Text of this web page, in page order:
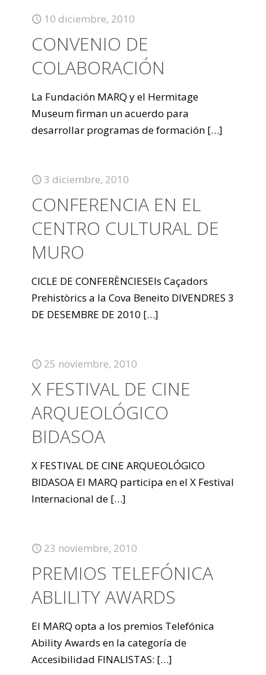
10 diciembre, 2010
CONVENIO DE
COLABORACIÓN
La Fundación MARQ y el Hermitage
Museum firman un acuerdo para
desarrollar programas de formación […]
3 diciembre, 2010
CONFERENCIA EN EL
CENTRO CULTURAL DE
MURO
CICLE DE CONFERÈNCIESEls Caçadors
Prehistòrics a la Cova Beneito DIVENDRES 3
DE DESEMBRE DE 2010 […]
25 noviembre, 2010
X FESTIVAL DE CINE
ARQUEOLÓGICO
BIDASOA
X FESTIVAL DE CINE ARQUEOLÓGICO
BIDASOA El MARQ participa en el X Festival
Internacional de […]
23 noviembre, 2010
PREMIOS TELEFÓNICA
ABLILITY AWARDS
El MARQ opta a los premios Telefónica
Ability Awards en la categoría de
Accesibilidad FINALISTAS: […]